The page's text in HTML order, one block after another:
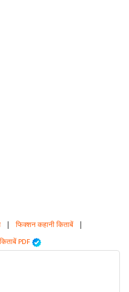
| फिक्शन कहानी किताबें |
PDF